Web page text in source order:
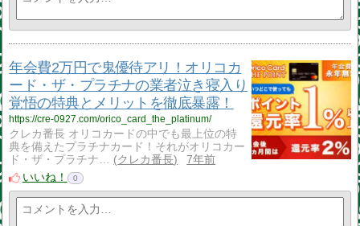
年会費2万円で鬼優待アリ！オリコカ
ード・ザ・プラチナの業者泣き寝入り
覚悟の特典とメリットを徹底暴露！
https://cre-0927.com/orico_card_the_platinum/
クレカ番長 オリコカードの中でも最上位の特
典を備えたプラチナカード！それがオリコカー
ド・ザ・プラチナ…
クレカ番長
7年前
いいね！
0